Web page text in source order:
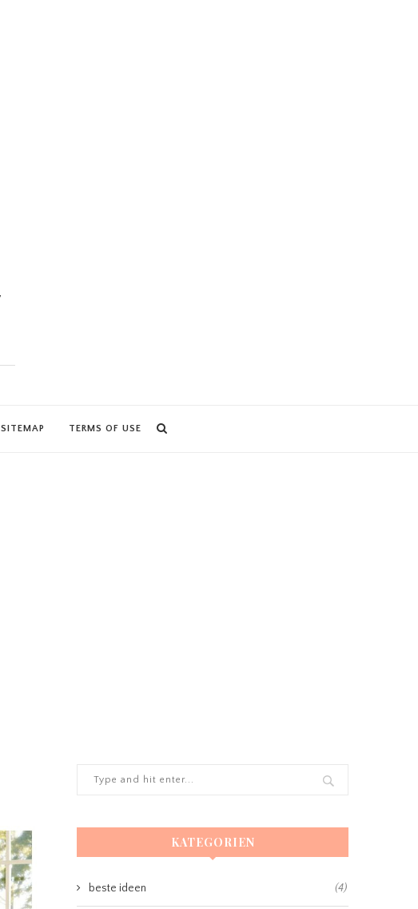
SITEMAP TERMS OF USE
KATEGORIEN
beste ideen (4)